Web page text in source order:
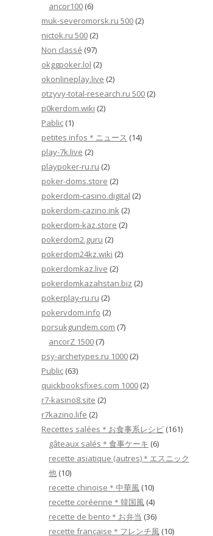
ancor100 (6)
muk-severomorsk.ru 500 (2)
nictok.ru 500 (2)
Non classé (97)
okggpoker.lol (2)
okonlineplay.live (2)
otzyvy-total-research.ru 500 (2)
p0kerdom.wiki (2)
Pablic (1)
petites infos＊ニュース (14)
play-7k.live (2)
playpoker-ru.ru (2)
poker-doms.store (2)
pokerdom-casino.digital (2)
pokerdom-cazino.ink (2)
pokerdom-kaz.store (2)
pokerdom2.guru (2)
pokerdom24kz.wiki (2)
pokerdomkaz.live (2)
pokerdomkazahstan.biz (2)
pokerplay-ru.ru (2)
pokervdom.info (2)
porsukgundem.com (7)
ancorZ 1500 (7)
psy-archetypes.ru 1000 (2)
Public (63)
quickbooksfixes.com 1000 (2)
r7-kasino8.site (2)
r7kazino.life (2)
Recettes salées＊お食事系レシピ (161)
gâteaux salés＊食事ケーキ (6)
recette asiatique (autres)＊エスニック
他 (10)
recette chinoise＊中華風 (10)
recette coréenne＊韓国風 (4)
recette de bento＊お弁当 (36)
recette française＊フレンチ風 (10)